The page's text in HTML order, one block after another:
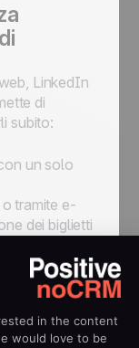
LinkedIn
di
subito:
un solo
tramite e-
dei biglietti
acquisire
pagina web.
una